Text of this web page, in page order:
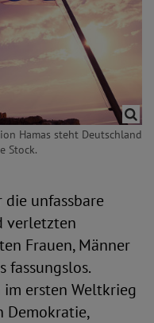
Hamas steht Deutschland
Stock.
unfassbare
verletzten
Frauen, Männer
fassungslos.
ersten Weltkrieg
Demokratie,